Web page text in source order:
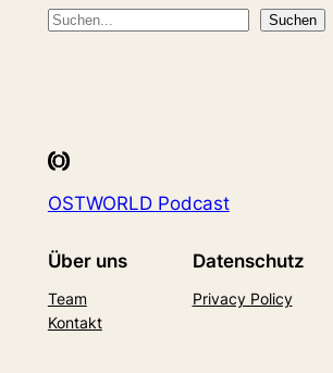
Suchen Suchen
OSTWORLD Podcast
Über uns
Team
Kontakt
Datenschutz
Privacy Policy